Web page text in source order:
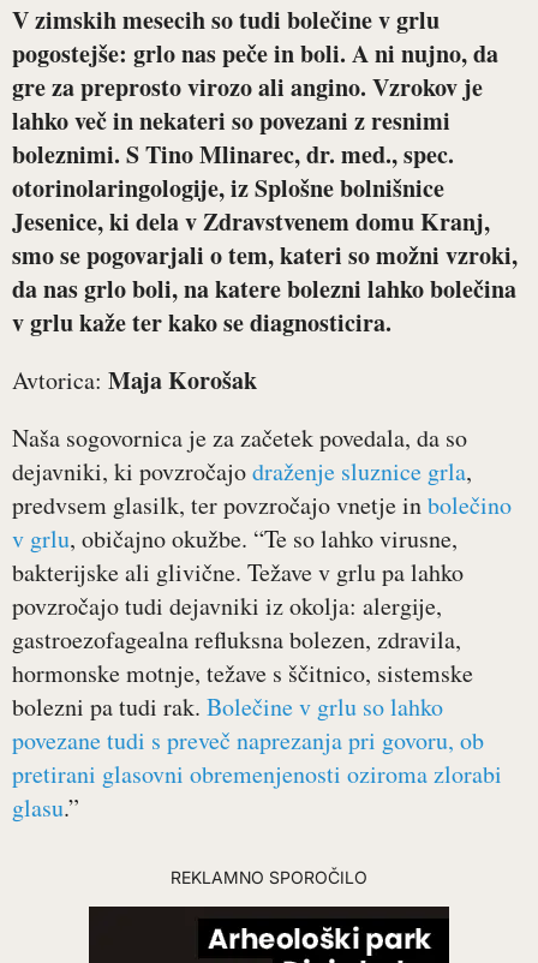
V zimskih mesecih so tudi bolečine v grlu
pogostejše: grlo nas peče in boli. A ni nujno, da
gre za preprosto virozo ali angino. Vzrokov je
lahko več in nekateri so povezani z resnimi
boleznimi. STino Mlinarec, dr. med., spec.
otorinolaringologije, iz Splošne bolnišnice
Jesenice, ki dela v Zdravstvenem domu Kranj,
smo se pogovarjali o tem, kateri so možni vzroki,
da nas grlo boli, na katere bolezni lahko bolečina
v grlu kaže ter kako se diagnosticira.
Avtorica: Maja Korošak
Naša sogovornica je za začetek povedala, da so
dejavniki, ki povzročajodraženje sluznice grla,
predvsem glasilk, ter povzročajo vnetje inbolečino
v grlu, običajno okužbe. “Te so lahko virusne,
bakterijske ali glivične. Težave v grlu pa lahko
povzročajo tudi dejavniki iz okolja: alergije,
gastroezofagealna refluksna bolezen, zdravila,
hormonske motnje, težave s ščitnico, sistemske
bolezni pa tudi rak. Bolečine v grlu so lahko
povezane tudi s preveč naprezanja pri govoru, ob
pretirani glasovni obremenjenosti oziroma zlorabi
glasu.”
REKLAMNO SPOROČILO